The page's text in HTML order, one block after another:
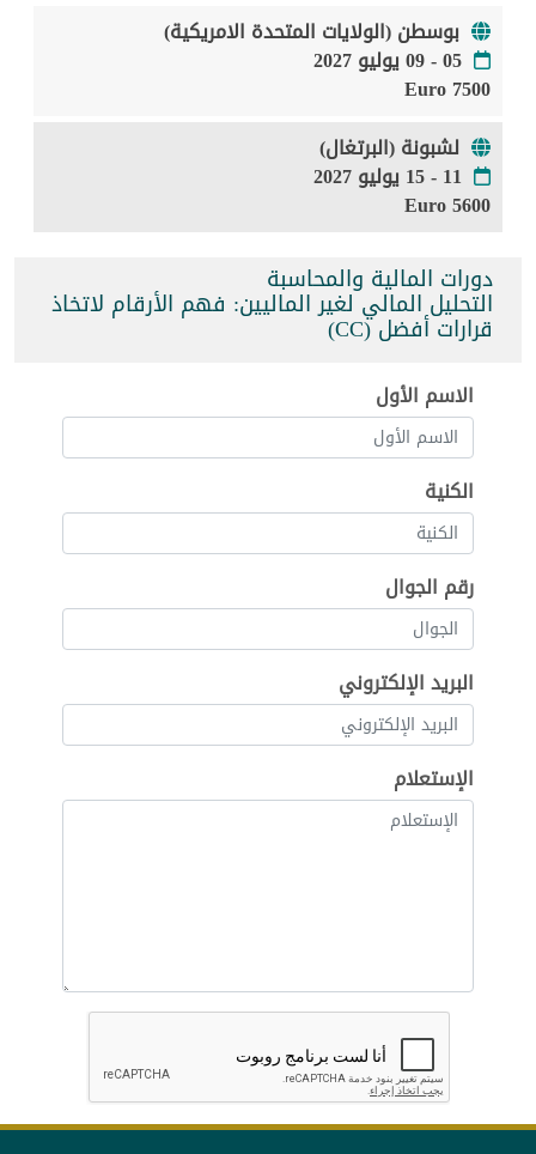
بوسطن (الولايات المتحدة الامريكية)
05 - 09 يوليو 2027
7500 Euro
لشبونة (البرتغال)
11 - 15 يوليو 2027
5600 Euro
دورات المالية والمحاسبة
التحليل المالي لغير الماليين: فهم الأرقام لاتخاذ
قرارات أفضل (CC)
الاسم الأول
الكنية
رقم الجوال
البريد الإلكتروني
الإستعلام